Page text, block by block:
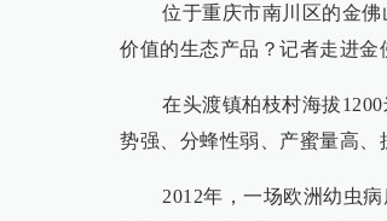
位于重庆市南川区的金
价值的生态产品？记者走进金
在头渡镇柏枝村海拔
势强、分蜂性弱、产蜜量高、
2012年，一场欧洲幼虫